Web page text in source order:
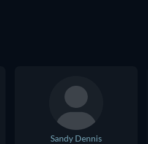
Sandy Dennis